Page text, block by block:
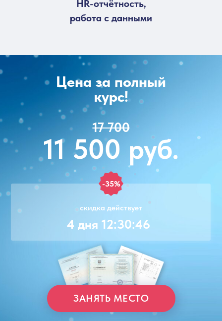
HR-отчётность,
работа с данными
Цена за полный
курс!
ЗАНЯТЬ МЕСТО
17 700
11 500 руб.
4 дня 12:30:46
скидка действует
-35%